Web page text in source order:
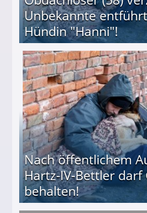
Unbekannte
Hündin "Hanni"!
entführten seine Hündin "Hanni"!
Nach öffentlichem
Hartz-IV-Bettler darf
behalten!